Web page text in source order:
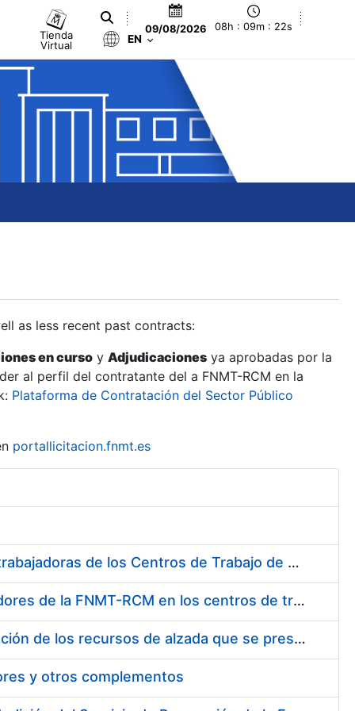
Tienda
Virtual
09/08/2026 08h : 09m : 23s
EN
as less recent past contracts:
en curso y Adjudicaciones ya aprobadas por la
al perfil del contratante del a FNMT-RCM en la
Plataforma de Contratación del Sector Público
portallicitacion.fnmt.es
Suministro de Protectores Auditivos a medida para las personas trabajadoras de los Centros de Trabajo de Madrid y Burgos
Suministro de gafas graduadas antiproyecciones para los trabajadores de la FNMT-RCM en los centros de trabajo de Madrid y Burgos
Servicios de una empresa externa para el asesoramiento y resolución de los recursos de alzada que se presentan relacionados con procesos de selección para la FNMT-RCM
y otros complementos